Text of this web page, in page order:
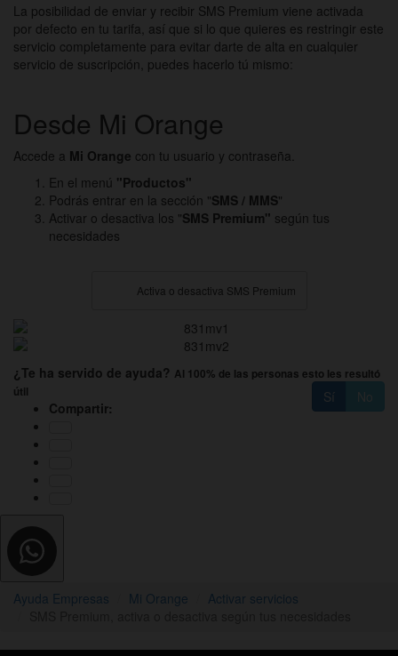
La posibilidad de enviar y recibir SMS Premium viene activada
por defecto en tu tarifa, así que si lo que quieres es restringir este
servicio completamente para evitar darte de alta en cualquier
servicio de suscripción, puedes hacerlo tú mismo:
Desde Mi Orange
Accede a Mi Orange con tu usuario y contraseña.
En el menú "Productos"
Podrás entrar en la sección "SMS / MMS"
Activar o desactiva los "SMS Premium" según tus
necesidades
Activa o desactiva SMS Premium
¿Te ha servido de ayuda? Al 100% de las personas esto les resultó
útil
Sí No
Compartir:
Ayuda Empresas Mi Orange
Activar servicios